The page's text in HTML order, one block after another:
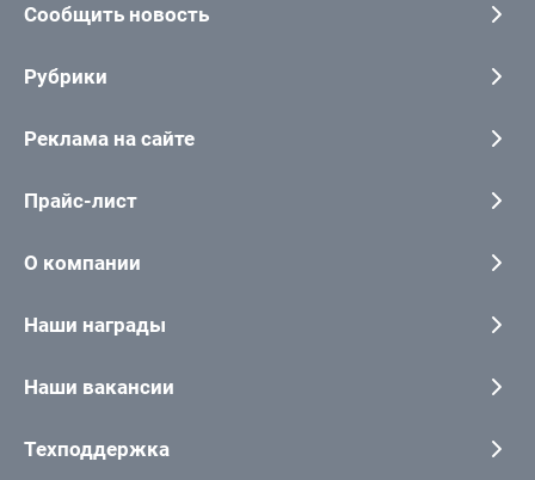
Сообщить новость
Рубрики
Реклама на сайте
Прайс-лист
О компании
Наши награды
Наши вакансии
Техподдержка